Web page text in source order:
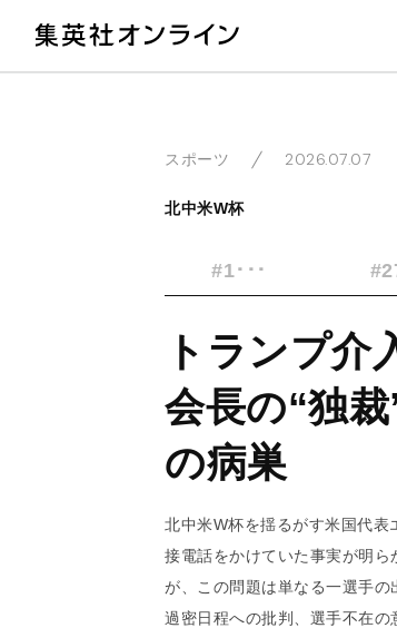
スポーツ 2026.07.07
北中米W杯
#1･･･
トランプ
会長の“独
の病巣
北中米W杯を揺るがす米国代
接電話をかけていた事実が明
が、この問題は単なる一選手の
過密日程への批判、選手不在